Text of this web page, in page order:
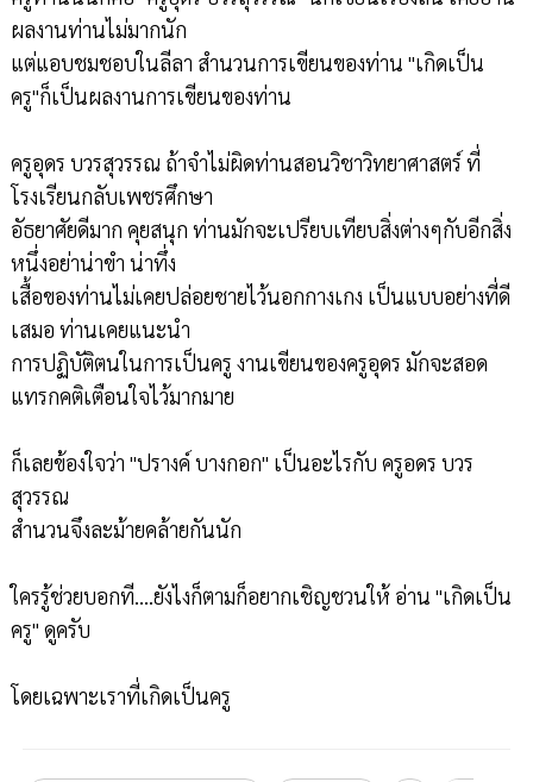
ผลงานท่านไม่มากนัก
แต่แอบชมชอบในลีลา สำนวนการเขียนของท่าน "เกิดเป็น
ครู"ก็เป็นผลงานการเขียนของท่าน
ครูอุดร บวรสุวรรณ ถ้าจำไม่ผิดท่านสอนวิชาวิทยาศาสตร์ ที่
โรงเรียนกลับเพชรศึกษา
อัธยาศัยดีมาก คุยสนุก ท่านมักจะเปรียบเทียบสิ่งต่างๆกับอีกสิ่ง
หนึ่งอย่าน่าขำ น่าทึ่ง
เสื้อของท่านไม่เคยปล่อยชายไว้นอกกางเกง เป็นแบบอย่างที่ดี
เสมอ ท่านเคยแนะนำ
การปฏิบัติตนในการเป็นครู งานเขียนของครูอุดร มักจะสอด
แทรกคติเตือนใจไว้มากมาย
ก็เลยข้องใจว่า "ปรางค์ บางกอก" เป็นอะไรกับ ครูอดร บวร
สุวรรณ
สำนวนจึงละม้ายคล้ายกันนัก
ใครรู้ช่วยบอกที....ยังไงก็ตามก็อยากเชิญชวนให้ อ่าน "เกิดเป็น
ครู" ดูครับ
โดยเฉพาะเราที่เกิดเป็นครู